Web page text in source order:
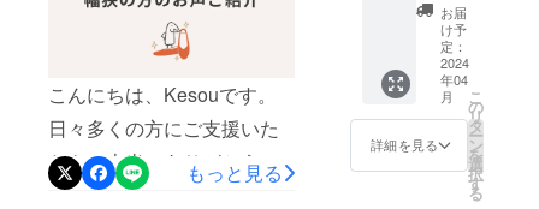
支援いただいた方で、ブ
ラック、ネイビー、ライト
グレーミックスとアイボ
リー、オークをご支援いた
だいている方は、準備がで
きたカラーから発送させて
くいただきます。他にも、
ご自身の入学式・卒業式で
履きたい、お仕事で久しぶ
りにスーツを着なくちゃい
けなくてそのときに履きた
い、などなど・・・みなさ
こんにちは、Kesouです。
日々多くの方にご支援いた
だき、本当にありがとうご
ざいます！早いもので、プ
もっと見る
は3月下
旬頃の
予定で
す。 ※
パンプ
スのリ
ターン
と発送
リー1足
・先着
15様限
定！販
売予定
価格よ
り
25%OF
F パン
プス
お届
け予
定：
2024
年04
月
詳細を見る
こ
の
リ
タ
ー
ン
を
選
択
す
る